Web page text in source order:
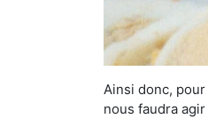
Ainsi donc,
nous faudra